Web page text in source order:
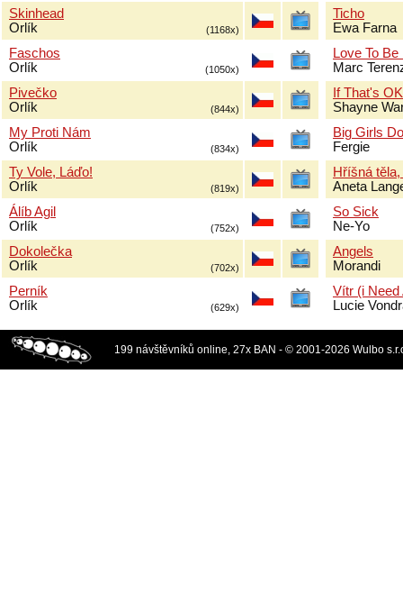
Skinhead
Orlík
(1168x)
Faschos
Orlík
(1050x)
Pivečko
Orlík
(844x)
My Proti Nám
Orlík
(834x)
Ty Vole, Láďo!
Orlík
(819x)
Álíb Agil
Orlík
(752x)
Dokolečka
Orlík
(702x)
Perník
Orlík
(629x)
Ticho
Ewa Farna
Love To
Marc
If That's
Shayne
Big Girls
Fergie
Hříšná
Aneta
So Sick
Ne-Yo
Angels
Morandi
Vítr (i Need
Lucie
199 návštěvníků online, 27x BAN - © 2001-2026 Wulbo